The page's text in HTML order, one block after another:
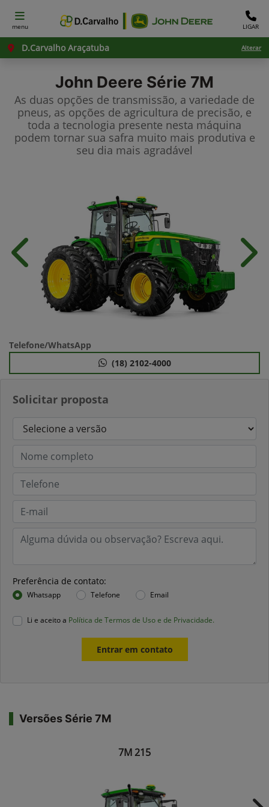
menu LIGAR
D.Carvalho Araçatuba Alterar
John Deere Série 7M
As duas opções de transmissão, a variedade de
pneus, as opções de agricultura de precisão, e
toda a tecnologia presente nesta máquina
podem tornar sua safra muito mais produtiva e
seu dia mais agradável
Solicitar proposta
Preferência de contato:
Whatsapp Telefone Email
Li e aceito a Política de Termos de Uso e de Privacidade.
Entrar em contato
Anterior
Telefone/WhatsApp
(18) 2102-4000
Versões Série 7M
7M 215